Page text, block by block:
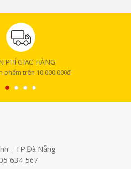
PHÍ GIAO HÀNG
phẩm trên 10.000.000đ
- TP.Đà Nẵng
634 567